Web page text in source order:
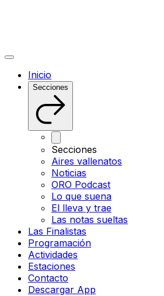
Inicio
Secciones
Secciones
Aires vallenatos
Noticias
ORO Podcast
Lo que suena
El lleva y trae
Las notas sueltas
Las Finalistas
Programación
Actividades
Estaciones
Contacto
Descargar App